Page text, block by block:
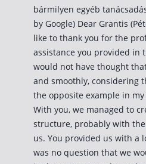
bármilyen egyéb
by Google) Dear Grantis
like to thank you for the
assistance you provided in
would not have thought
and smoothly, considering
the opposite example in
With you, we managed to
structure, probably with
us. You provided us with a
was no question that we